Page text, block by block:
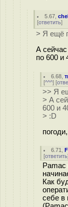
5.67 ,
[ответить]
> Я ещё
А
по 600 и
6.68 ,
[^^^] [
>> Я
> А
600 и
> :D
6.71 ,
[ответить
Как
себе в